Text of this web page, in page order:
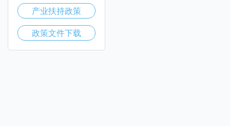
产业扶持政策
政策文件下载